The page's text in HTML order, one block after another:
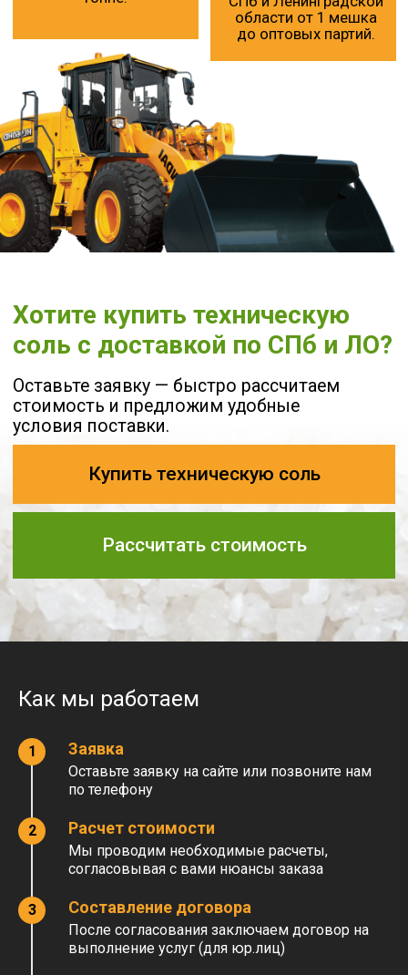
Как мы работаем
Заявка
Оставьте заявку на сайте или позвоните нам
по телефону
Расчет стоимости
Мы проводим необходимые расчеты,
согласовывая с вами нюансы заказа
Составление договора
После согласования заключаем договор на
выполнение услуг (для юр.лиц)